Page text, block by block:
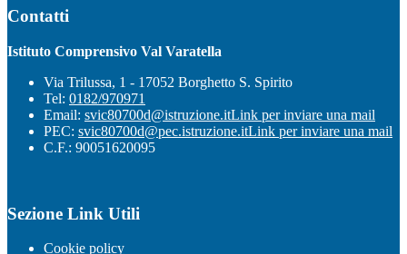
Contatti
Istituto Comprensivo Val Varatella
Via Trilussa, 1 - 17052 Borghetto S. Spirito
Tel: 0182/970971
Email: svic80700d@istruzione.itLink per inviare una mail
PEC: svic80700d@pec.istruzione.itLink per inviare una mail
C.F.: 90051620095
Sezione Link Utili
Cookie policy